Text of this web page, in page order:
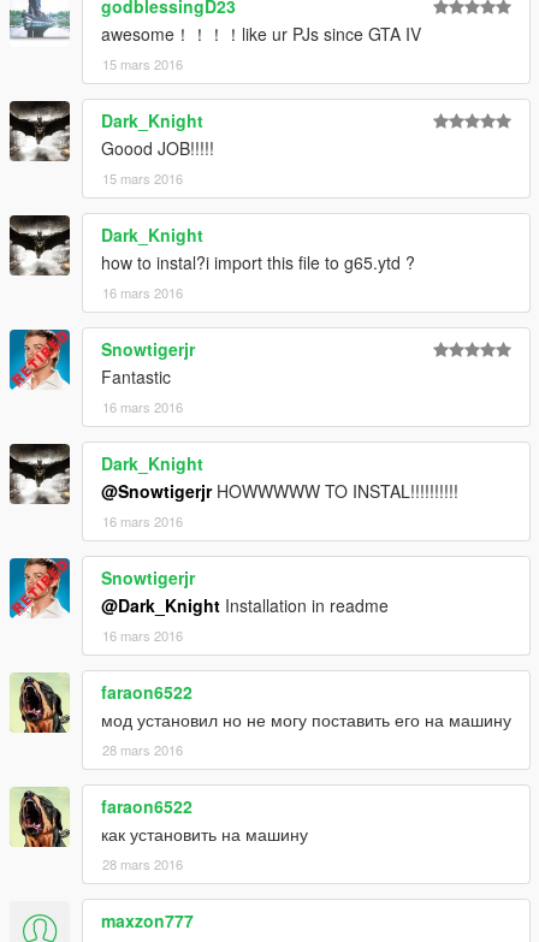
godblessingD23
awesome！！！！like ur PJs since GTA IV
15 mars 2016
Dark_Knight
Goood JOB!!!!!
15 mars 2016
Dark_Knight
how to instal?i import this file to g65.ytd ?
16 mars 2016
Snowtigerjr
Fantastic
16 mars 2016
Dark_Knight
@SnowtigerjrHOWWWWW TO INSTAL!!!!!!!!!!
16 mars 2016
Snowtigerjr
@Dark_Knight Installation in readme
16 mars 2016
faraon6522
мод установил но не могу поставить его на машину
28 mars 2016
faraon6522
как установить на машину
28 mars 2016
maxzon777